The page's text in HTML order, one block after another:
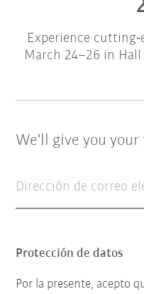
Experience
March 24–26 in
We'll give you
Dirección de correo
Protección de datos
Por la presente, acepto